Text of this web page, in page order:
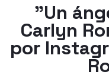
"Un
Carlyn
por